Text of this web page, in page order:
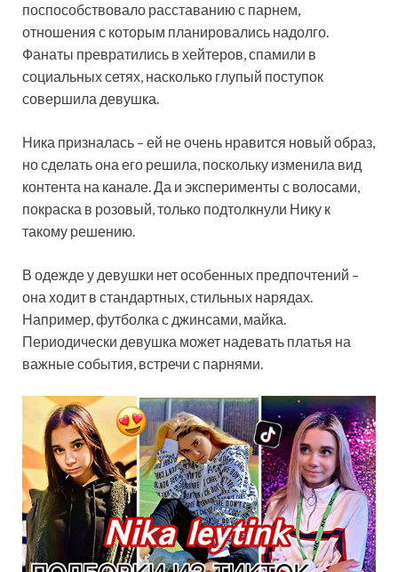
поспособствовало расставанию с парнем,
отношения с которым планировались надолго.
Фанаты превратились в хейтеров, спамили в
социальных сетях, насколько глупый поступок
совершила девушка.
Ника призналась – ей не очень нравится новый образ,
но сделать она его решила, поскольку изменила вид
контента на канале. Да и эксперименты с волосами,
покраска в розовый, только подтолкнули Нику к
такому решению.
В одежде у девушки нет особенных предпочтений –
она ходит в стандартных, стильных нарядах.
Например, футболка с джинсами, майка.
Периодически девушка может надевать платья на
важные события, встречи с парнями.